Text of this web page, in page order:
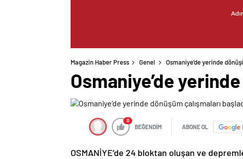
Magazin Haber Press Genel Osmaniye’de yerinde
Osmaniye’de
0
BEĞENDİM ABONE OL
OSMANİYE’de 24 bloktan oluşan ve